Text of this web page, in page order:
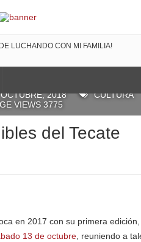
LUCHANDO CON MI FAMILIA!
#ELRECOMENDADOVOL4
2018
CULTURA
VIEWS 3775
del Tecate
en 2017 con su primera edición,
13 de octubre , reuniendo a